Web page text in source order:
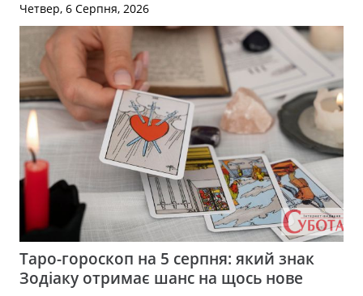
Четвер, 6 Серпня, 2026
Таро-гороскоп на 5 серпня: який знак
Зодіаку отримає шанс на щось нове